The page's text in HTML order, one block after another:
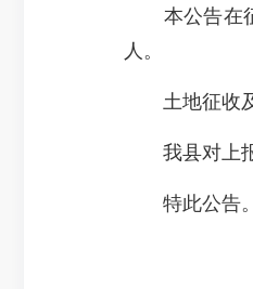
本公告在征
人。
土地征收及
我县对上报
特此公告。